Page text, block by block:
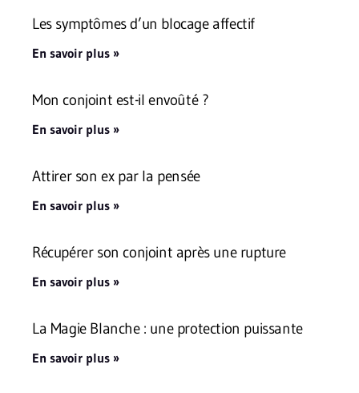
Les symptômes d’un blocage affectif
En savoir plus »
Mon conjoint est-il envoûté ?
En savoir plus »
Attirer son ex par la pensée
En savoir plus »
Récupérer son conjoint après une rupture
En savoir plus »
La Magie Blanche : une protection puissante
En savoir plus »